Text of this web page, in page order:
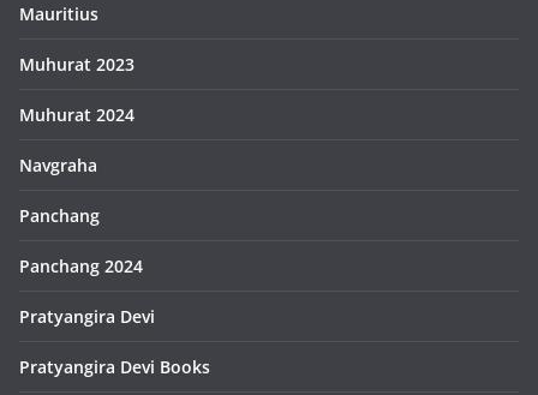
Mauritius
Muhurat 2023
Muhurat 2024
Navgraha
Panchang
Panchang 2024
Pratyangira Devi
Pratyangira Devi Books